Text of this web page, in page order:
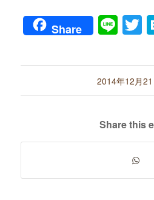
Share Line
2014年12月21
/
Share this